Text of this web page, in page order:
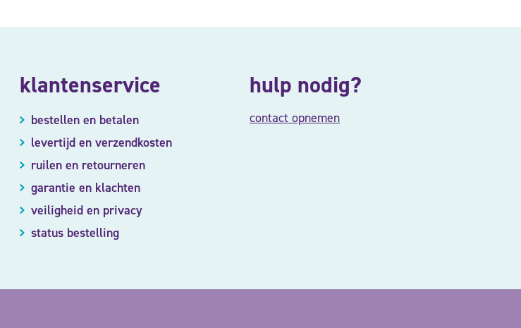
klantenservice
bestellen en betalen
levertijd en verzendkosten
ruilen en retourneren
garantie en klachten
veiligheid en privacy
status bestelling
hulp nodig?
contact opnemen